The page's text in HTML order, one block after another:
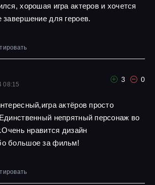
хорошая игра актеров и хочется
завершение для героев.
08:15
3 0
актёров просто
непрятный персонаж во
нравится дизайн
большое за фильм!